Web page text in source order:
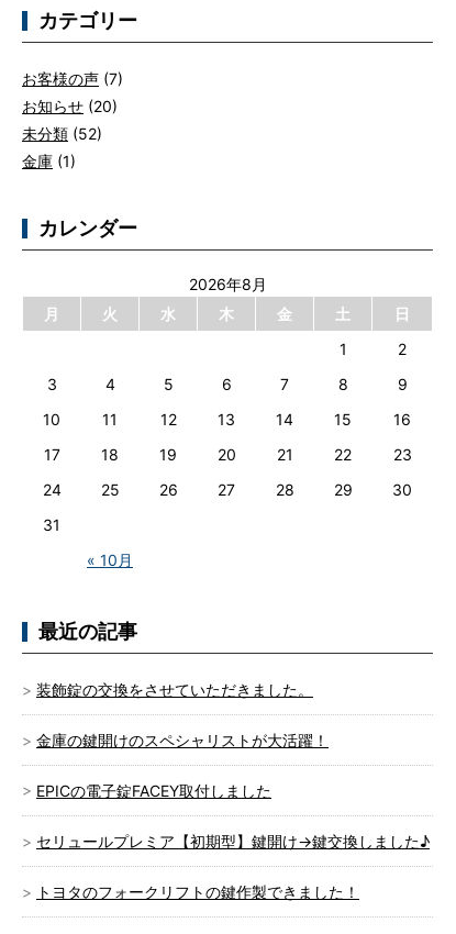
カテゴリー
お客様の声 (7)
お知らせ (20)
未分類 (52)
金庫 (1)
カレンダー
2026年8月
月
火 水 木 金 土 日
« 10月
1
2
3
4 5 6 7 8
9
10
11 12 13 14 15
16
17
18 19 20 21 22
23
24
25 26 27 28 29
30
31
最近の記事
装飾錠の交換をさせていただきました。
金庫の鍵開けのスペシャリストが大活躍！
EPICの電子錠FACEY取付しました
セリュールプレミア【初期型】鍵開け→鍵交換しました♪
トヨタのフォークリフトの鍵作製できました！